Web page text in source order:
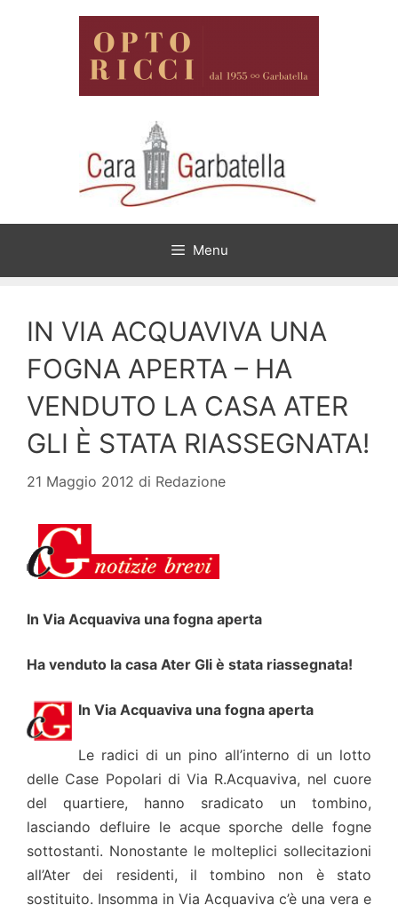
Menu
IN VIA ACQUAVIVA UNA
FOGNA APERTA – HA
VENDUTO LA CASA ATER
GLI È STATA RIASSEGNATA!
21 Maggio 2012 di Redazione
In Via Acquaviva una fogna aperta
Ha venduto la casa Ater Gli è stata riassegnata!
In Via Acquaviva una fogna aperta
Le radici di un pino all’interno di un lotto
delle Case Popolari di Via R.Acquaviva, nel cuore
del quartiere, hanno sradicato un tombino,
lasciando defluire le acque sporche delle fogne
sottostanti. Nonostante le molteplici sollecitazioni
all’Ater dei residenti, il tombino non è stato
sostituito. Insomma in Via Acquaviva c’è una vera e